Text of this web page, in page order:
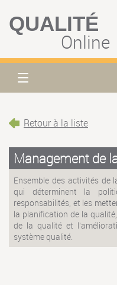
QUALITÉ
Online
Retour à la liste
Management de
Ensemble des activités de
qui déterminent la
responsabilités, et les
la planification de la
de la qualité et
système qualité.